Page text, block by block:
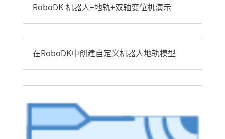
RoboDK-机器人+地轨+双轴变位机演示
在RoboDK中创建自定义机器人地轨模型